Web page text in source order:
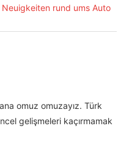
omuz omuzayız. Türk
gelişmeleri kaçırmamak